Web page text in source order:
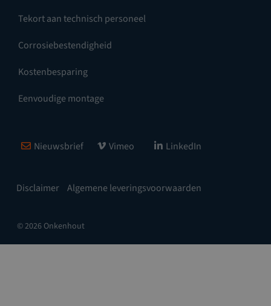
Tekort aan technisch personeel
Corrosiebestendigheid
Kostenbesparing
Eenvoudige montage
Disclaimer Algemene leveringsvoorwaarden
Nieuwsbrief Vimeo LinkedIn
© 2026 Onkenhout